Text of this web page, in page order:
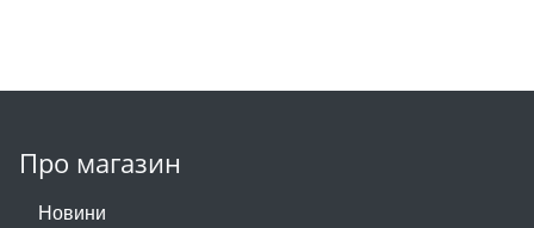
Про магазин
Новини